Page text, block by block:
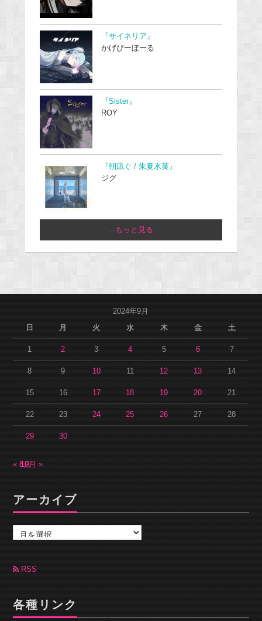
『サイネリア』
かげぴーぼーる
『Sister』
ROY
『朝凪ぐ / 朱夏氷菓』
ジグ
...もっと見る
2024年9月
日
月 火 水 木 金 土
1 2 3 4 5 6 7
8 9 10 11 12 13 14
15 16 17 18 19 20 21
22 23 24 25 26 27 28
29 30
« 8月
10月 »
アーカイブ
カ
ブ RSS
各種リンク